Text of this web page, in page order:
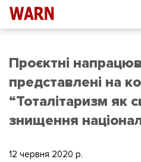
Проєктні
представлені на
“Тоталітаризм як
знищення
12 червня 2020 p.